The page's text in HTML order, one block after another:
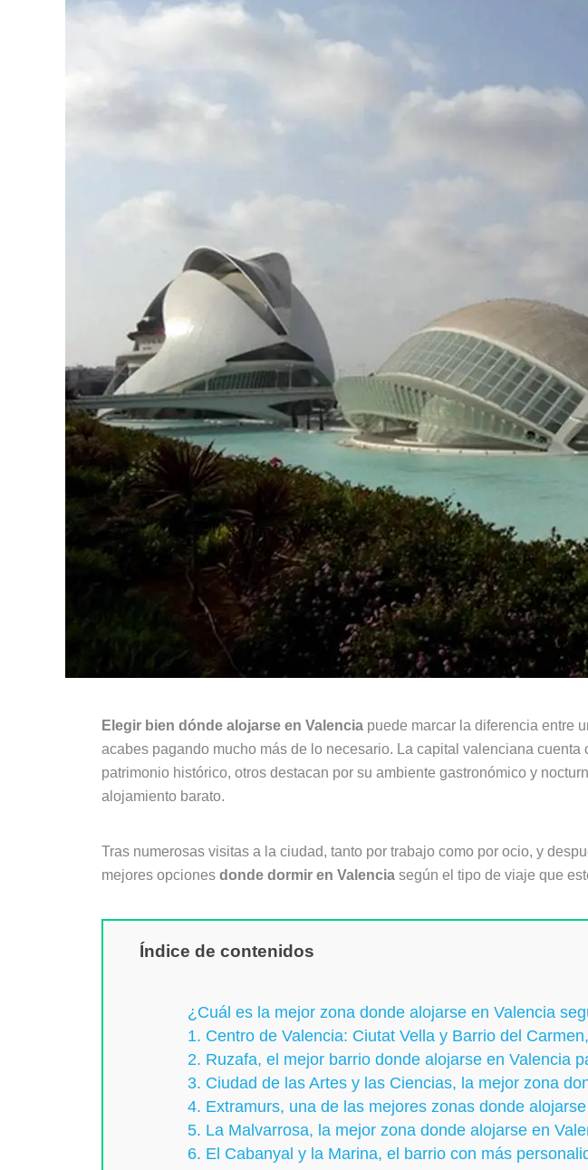
Elegir bien dónde alojarse en Valencia puede marcar la diferencia entre
acabes pagando mucho más de lo necesario. La capital valenciana
patrimonio histórico, otros destacan por su ambiente gastronómico y
alojamiento barato.
Tras numerosas visitas a la ciudad, tanto por trabajo como por ocio, y
mejores opciones donde dormir en Valencia según el tipo de viaje que
Índice de contenidos
¿Cuál es la mejor zona donde alojarse en Valencia
1. Centro de Valencia: Ciutat Vella y Barrio del
2. Ruzafa, el mejor barrio donde alojarse en Valencia
3. Ciudad de las Artes y las Ciencias, la mejor zona
4. Extramurs, una de las mejores zonas donde
5. La Malvarrosa, la mejor zona donde alojarse en
6. El Cabanyal y la Marina, el barrio con más